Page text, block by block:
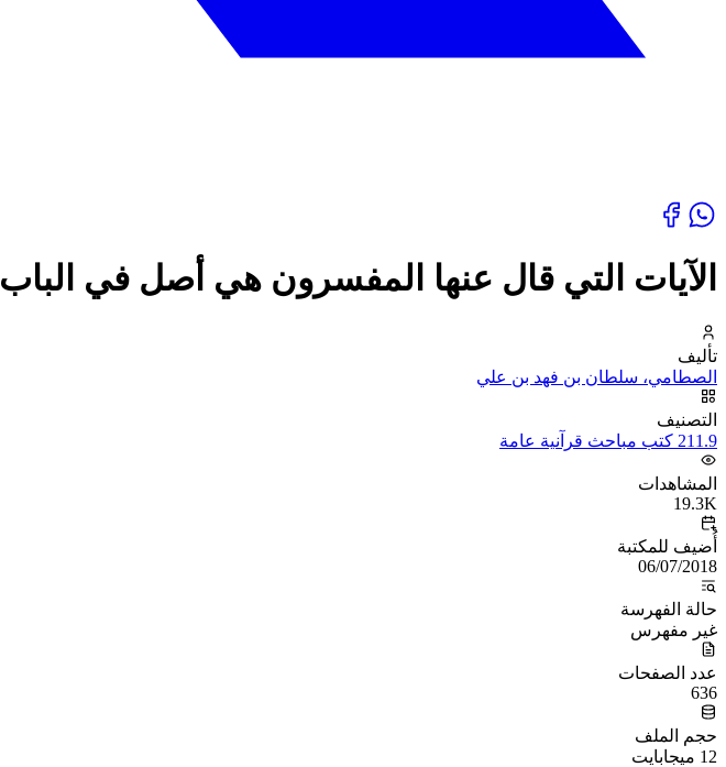
الآيات التي قال عنها المفسرون هي أصل في الباب
تأليف
الصطامي، سلطان بن فهد بن علي
التصنيف
211.9 كتب مباحث قرآنية عامة
المشاهدات
19.3K
أُضيف للمكتبة
06/07/2018
حالة الفهرسة
غير مفهرس
عدد الصفحات
636
حجم الملف
12 ميجابايت